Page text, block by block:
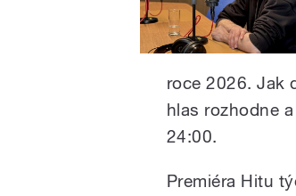
roce 2026. Jak
hlas rozhodne
24:00.
Premiéra Hitu